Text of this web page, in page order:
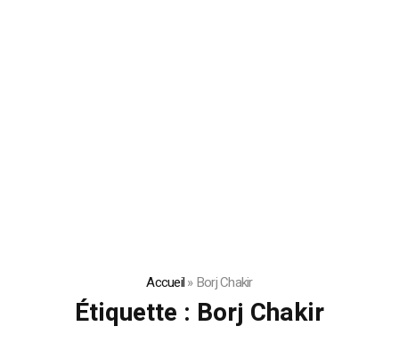
Accueil»Borj Chakir
Étiquette : Borj Chakir